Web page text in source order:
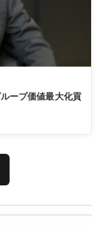
ープ価値最大化貢